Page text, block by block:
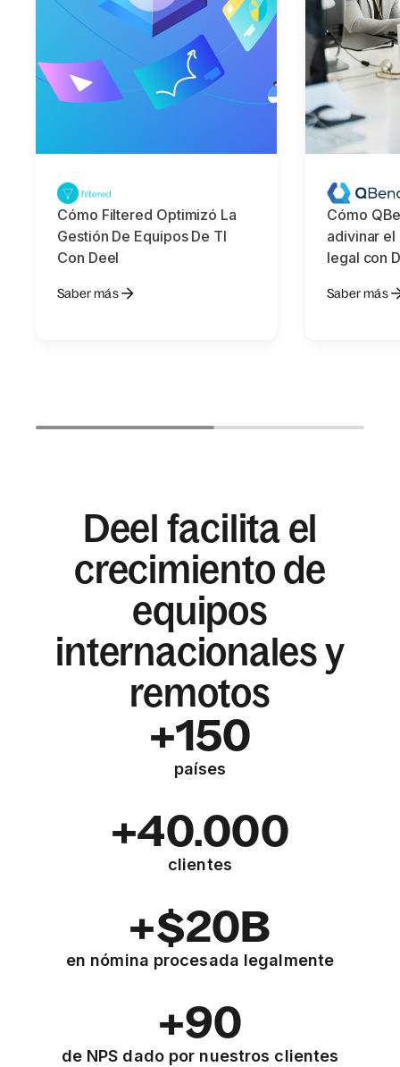
Cómo Filtered Optimizó La
Gestión De Equipos De TI
Con Deel
Saber más
Cómo
adivinar
legal con
Saber más
Deel facilita el
crecimiento de
equipos
internacionales y
remotos
+150
países
+40.000
clientes
+$20B
en nómina procesada legalmente
+90
de NPS dado por nuestros clientes